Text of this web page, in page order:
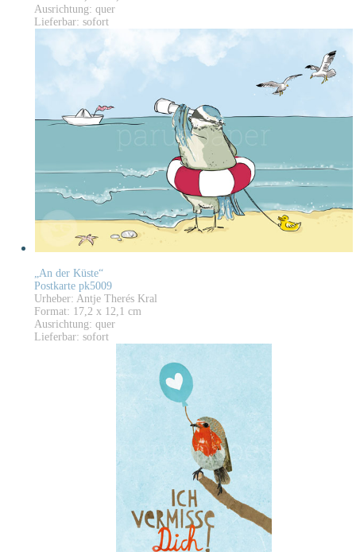
Ausrichtung: quer
Lieferbar: sofort
„An der Küste“
Postkarte pk5009
Urheber: Antje Therés Kral
Format: 17,2 x 12,1 cm
Ausrichtung: quer
Lieferbar: sofort